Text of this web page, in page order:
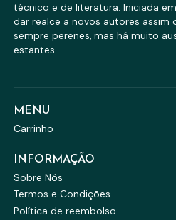
técnico e de literatura. Iniciada
dar realce a novos autores assim
sempre perenes, mas há muito
estantes.
MENU
Carrinho
INFORMAÇÃO
Sobre Nós
Termos e Condições
Política de reembolso